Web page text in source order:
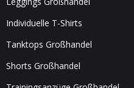
Individuelle T-Shirts
Tanktops Großhandel
Shorts Großhandel